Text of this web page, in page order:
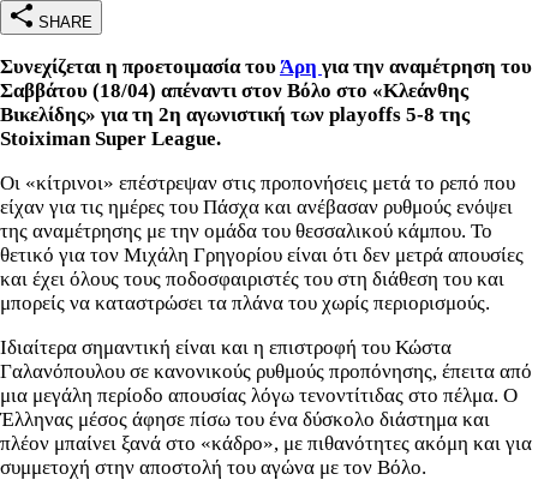
SHARE
Συνεχίζεται η προετοιμασία τουΆρη για την αναμέτρηση του
Σαββάτου (18/04) απέναντι στον Βόλο στο «Κλεάνθης
Βικελίδης» για τη 2η αγωνιστική των playoffs 5-8 της
Stoiximan Super League.
Οι «κίτρινοι» επέστρεψαν στις προπονήσεις μετά το ρεπό που
είχαν για τις ημέρες του Πάσχα και ανέβασαν ρυθμούς ενόψει
της αναμέτρησης με την ομάδα του θεσσαλικού κάμπου. Το
θετικό για τον Μιχάλη Γρηγορίου είναι ότι δεν μετρά απουσίες
και έχει όλους τους ποδοσφαιριστές του στη διάθεση του και
μπορείς να καταστρώσει τα πλάνα του χωρίς περιορισμούς.
Ιδιαίτερα σημαντική είναι και η επιστροφή του Κώστα
Γαλανόπουλου σε κανονικούς ρυθμούς προπόνησης, έπειτα από
μια μεγάλη περίοδο απουσίας λόγω τενοντίτιδας στο πέλμα. Ο
Έλληνας μέσος άφησε πίσω του ένα δύσκολο διάστημα και
πλέον μπαίνει ξανά στο «κάδρο», με πιθανότητες ακόμη και για
συμμετοχή στην αποστολή του αγώνα με τον Βόλο.